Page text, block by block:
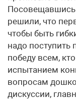
решили, что
чтобы быть
надо поступить
победу всем,
испытанием
вопросам
дискуссии,